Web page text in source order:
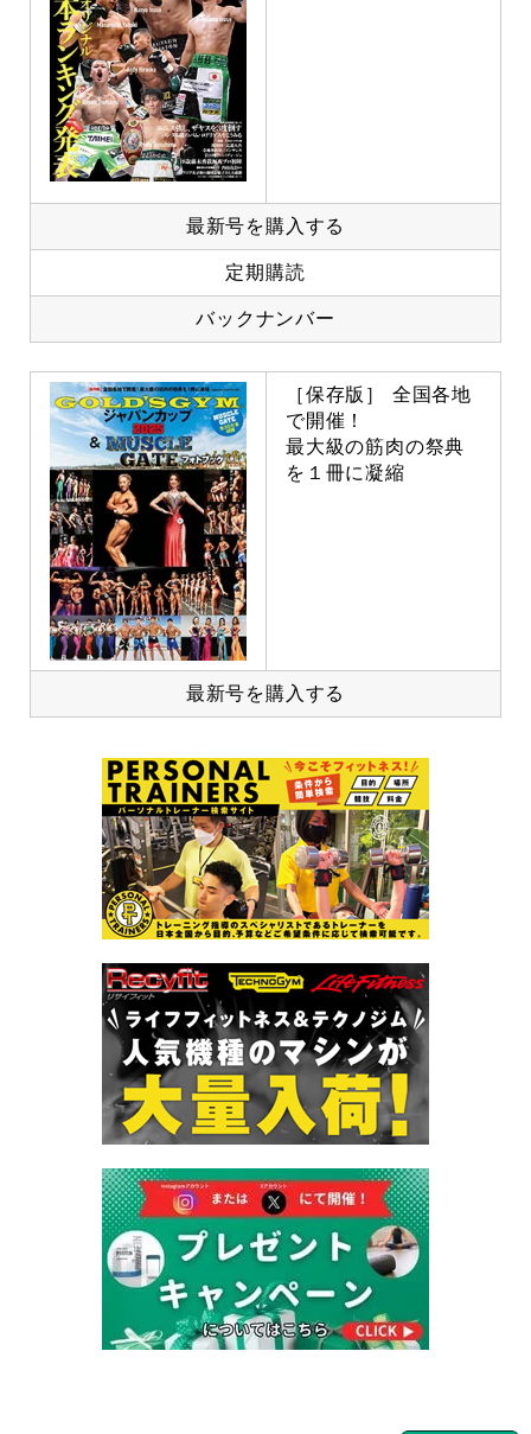
最新号を購入する
定期購読
バックナンバー
［保存版］ 全国各地
で開催！
最大級の筋肉の祭典
を１冊に凝縮
最新号を購入する